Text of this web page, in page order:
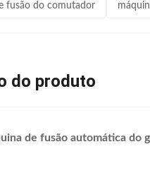
fusão do comutador
do produto
de fusão automática do